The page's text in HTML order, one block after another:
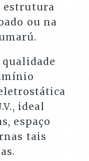
estrutura
ou na
ideal
espaço
tais